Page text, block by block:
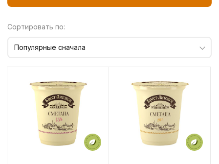
Сортировать по:
Популярные сначала